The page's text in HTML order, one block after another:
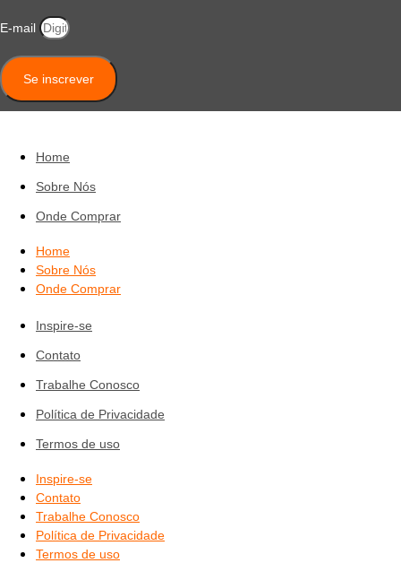
E-mail
Se inscrever
Home
Sobre Nós
Onde Comprar
Home
Sobre Nós
Onde Comprar
Inspire-se
Contato
Trabalhe Conosco
Política de Privacidade
Termos de uso
Inspire-se
Contato
Trabalhe Conosco
Política de Privacidade
Termos de uso